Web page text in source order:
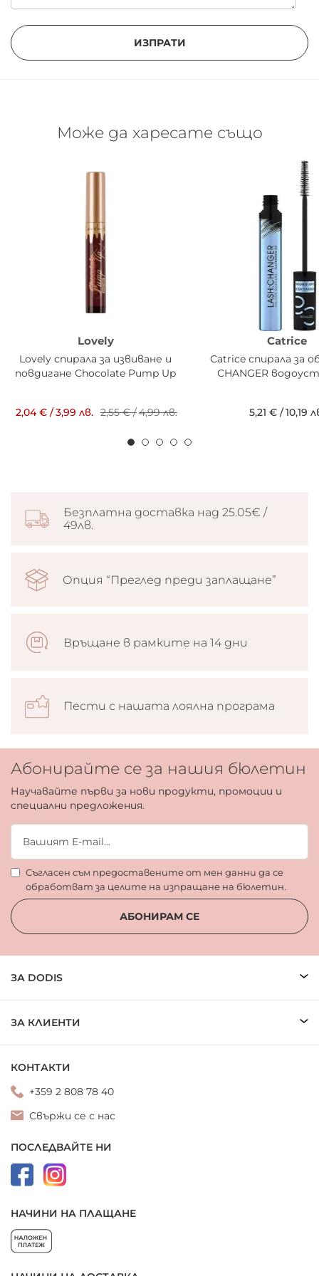
ИЗПРАТИ
Може да харесате също
Lovely
Lovely спирала за извиване и
повдигане Chocolate Pump Up
2,04 €/3,99 лв. 2,55 €/4,99 лв.
Catrice
Catrice спирала за
CHANGER
5,21 € /10,19
Безплатна доставка над 25.05€ /
49лв.
Опция “Преглед преди заплащане”
Връщане в рамките на 14 дни
Пести с нашата лоялна програма
Абонирайте се за нашия бюлетин
Научавайте първи за нови продукти, промоции и
специални предложения.
Съгласен съм предоставените от мен данни да се
обработват за целите на изпращане на бюлетин.
АБОНИРАМ СЕ
ЗА DODIS
ЗА КЛИЕНТИ
КОНТАКТИ
+359 2 808 78 40
Свържи се с нас
ПОСЛЕДВАЙТЕ НИ
НАЧИНИ НА ПЛАЩАНЕ